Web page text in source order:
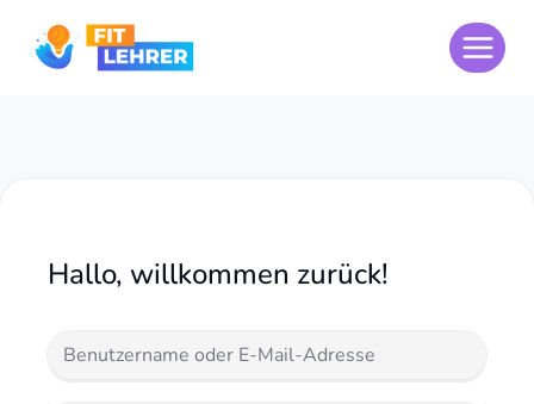
Inhalt
Hallo, willkommen zurück!